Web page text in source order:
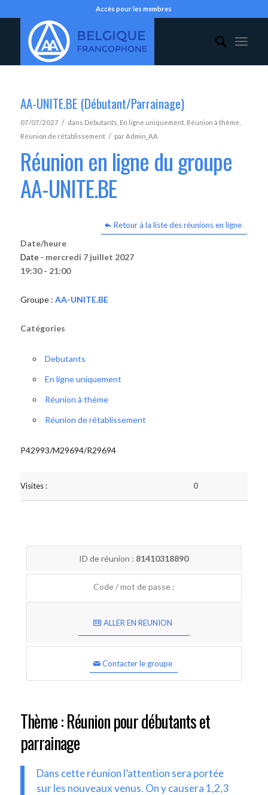
Accès pour les membres
AA-UNITE.BE (Débutant/Parrainage)
07/07/2027 / dans Debutants En ligne uniquement, Réunion à thème
Réunion de rétablissement / parAdmin_AA
Réunion en ligne du groupe
AA-UNITE.BE
Retour à la liste des réunions en ligne
Date/heure
Date - mercredi 7 juillet 2027
19:30 - 21:00
Groupe : AA-UNITE.BE
Catégories
Debutants
En ligne uniquement
Réunion à thème
Réunion de rétablissement
P42993/M29694/R29694
Visites : 0
ID de réunion : 81410318890
Code / mot de passe :
ALLER EN REUNION
Contacter le groupe
Thème : Réunion pour débutants et
parrainage
Dans cette réunion l’attention sera portée
sur les nouveaux venus. On y causera 1,2,3